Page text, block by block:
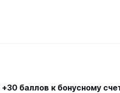
30баллов к бонусному